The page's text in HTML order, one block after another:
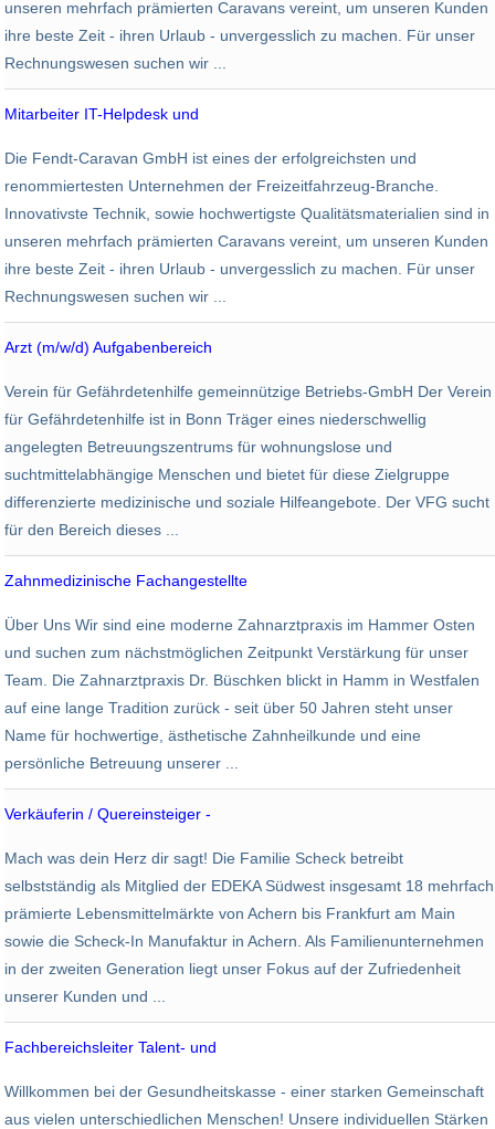
unseren mehrfach prämierten Caravans vereint, um unseren Kunden
ihre beste Zeit - ihren Urlaub - unvergesslich zu machen. Für unser
Rechnungswesen suchen wir ...
Mitarbeiter IT-Helpdesk und
Mertingen
Die Fendt-Caravan GmbH ist eines der erfolgreichsten und
renommiertesten Unternehmen der Freizeitfahrzeug-Branche.
Innovativste Technik, sowie hochwertigste Qualitätsmaterialien sind in
unseren mehrfach prämierten Caravans vereint, um unseren Kunden
ihre beste Zeit - ihren Urlaub - unvergesslich zu machen. Für unser
Rechnungswesen suchen wir ...
Arzt (m/w/d) Aufgabenbereich
Bonn
Verein für Gefährdetenhilfe gemeinnützige Betriebs-GmbH Der Verein
für Gefährdetenhilfe ist in Bonn Träger eines niederschwellig
angelegten Betreuungszentrums für wohnungslose und
suchtmittelabhängige Menschen und bietet für diese Zielgruppe
differenzierte medizinische und soziale Hilfeangebote. Der VFG sucht
für den Bereich dieses ...
Zahnmedizinische Fachangestellte
Hamm
Über Uns Wir sind eine moderne Zahnarztpraxis im Hammer Osten
und suchen zum nächstmöglichen Zeitpunkt Verstärkung für unser
Team. Die Zahnarztpraxis Dr. Büschken blickt in Hamm in Westfalen
auf eine lange Tradition zurück - seit über 50 Jahren steht unser
Name für hochwertige, ästhetische Zahnheilkunde und eine
persönliche Betreuung unserer ...
Verkäuferin / Quereinsteiger -
Kuppenheim
Mach was dein Herz dir sagt! Die Familie Scheck betreibt
selbstständig als Mitglied der EDEKA Südwest insgesamt 18 mehrfach
prämierte Lebensmittelmärkte von Achern bis Frankfurt am Main
sowie die Scheck-In Manufaktur in Achern. Als Familienunternehmen
in der zweiten Generation liegt unser Fokus auf der Zufriedenheit
unserer Kunden und ...
Fachbereichsleiter Talent- und
Dresden
Willkommen bei der Gesundheitskasse - einer starken Gemeinschaft
aus vielen unterschiedlichen Menschen! Unsere individuellen Stärken